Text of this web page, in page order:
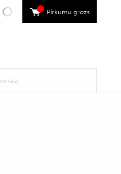
Pirkumu grozs
0